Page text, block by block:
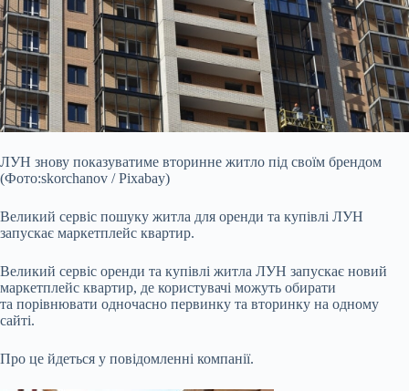
ЛУН знову показуватиме вторинне житло під своїм брендом
(Фото:skorchanov / Pixabay)
Великий сервіс пошуку житла для оренди та купівлі ЛУН
запускає маркетплейс квартир.
Великий сервіс оренди та купівлі житла ЛУН запускає новий
маркетплейс квартир, де користувачі можуть обирати
та порівнювати одночасно первинку та вторинку на одному
сайті.
Про це йдеться у повідомленні компанії.